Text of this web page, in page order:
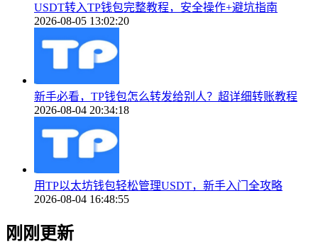
USDT转入TP钱包完整教程，安全操作+避坑指南
2026-08-05 13:02:20
新手必看，TP钱包怎么转发给别人？超详细转账教程
2026-08-04 20:34:18
用TP以太坊钱包轻松管理USDT，新手入门全攻略
2026-08-04 16:48:55
刚刚更新